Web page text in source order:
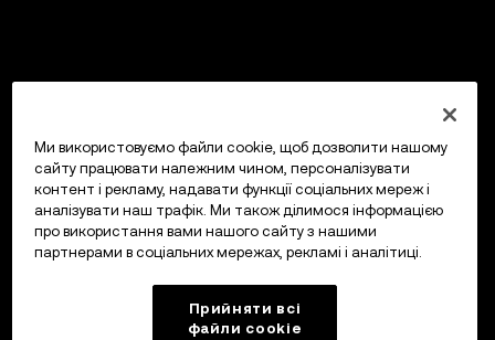
Ми використовуємо файли cookie, щоб дозволити нашому
сайту працювати належним чином, персоналізувати
контент і рекламу, надавати функції соціальних мереж і
аналізувати наш трафік. Ми також ділимося інформацією
про використання вами нашого сайту з нашими
партнерами в соціальних мережах, рекламі і аналітиці.
Прийняти всі
файли сookie